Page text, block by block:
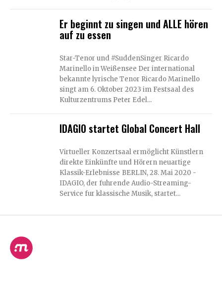
Er beginnt zu singen und ALLE hören
auf zu essen
Star-Tenor und #SuddenSinger Ricardo
Marinello in Weißensee Der international
bekannte lyrische Tenor Ricardo Marinello
singt am 6. Oktober 2023 im Festsaal des
Kulturzentrums Peter Edel...
IDAGIO startet Global Concert Hall
Virtueller Konzertsaal ermöglicht Künstlern
direkte Einkünfte und Hörern neuartige
Klassik-Erlebnisse BERLIN, 28. Mai 2020 -
IDAGIO, der fuhrende Audio-Streaming-
Service fur klassische Musik, startet...